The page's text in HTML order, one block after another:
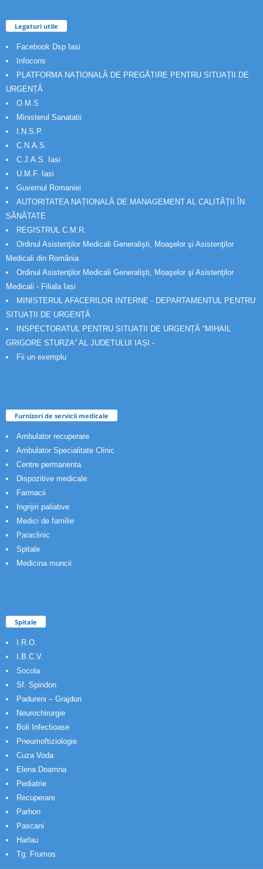
Legaturi utile
Facebook Dsp Iasi
Infocons
PLATFORMA NAȚIONALĂ DE PREGĂTIRE PENTRU SITUAȚII DE
URGENȚĂ
O.M.S
Ministerul Sanatatii
I.N.S.P.
C.N.A.S.
C.J.A.S. Iasi
U.M.F. Iasi
Guvernul Romaniei
AUTORITATEA NAȚIONALĂ DE MANAGEMENT AL CALITĂȚII ÎN
SĂNĂTATE
REGISTRUL C.M.R.
Ordinul Asistenţilor Medicali Generalişti, Moaşelor şi Asistenţilor
Medicali din România
Ordinul Asistenţilor Medicali Generalişti, Moaşelor şi Asistenţilor
Medicali - Filiala Iași
MINISTERUL AFACERILOR INTERNE - DEPARTAMENTUL PENTRU
SITUAȚII DE URGENȚĂ
INSPECTORATUL PENTRU SITUAȚII DE URGENȚĂ “MIHAIL
GRIGORE STURZA” AL JUDETULUI IAȘI -
Fii un exemplu
Furnizori de servicii medicale
Ambulator recuperare
Ambulator Specialitate Clinic
Centre permanenta
Dispozitive medicale
Farmacii
Ingrijiri paliative
Medici de familie
Paraclinic
Spitale
Medicina muncii
Spitale
I.R.O.
I.B.C.V.
Socola
Sf. Spiridon
Padureni – Grajduri
Neurochirurgie
Boli Infectioase
Pneumoftiziologie
Cuza Voda
Elena Doamna
Pediatrie
Recuperare
Parhon
Pascani
Harlau
Tg. Frumos